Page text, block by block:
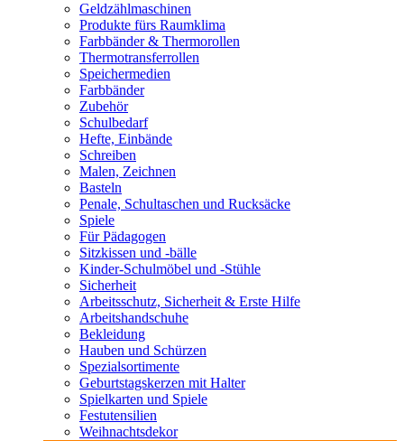
Geldzählmaschinen
Produkte fürs Raumklima
Farbbänder & Thermorollen
Thermotransferrollen
Speichermedien
Farbbänder
Zubehör
Schulbedarf
Hefte, Einbände
Schreiben
Malen, Zeichnen
Basteln
Penale, Schultaschen und Rucksäcke
Spiele
Für Pädagogen
Sitzkissen und -bälle
Kinder-Schulmöbel und -Stühle
Sicherheit
Arbeitsschutz, Sicherheit & Erste Hilfe
Arbeitshandschuhe
Bekleidung
Hauben und Schürzen
Spezialsortimente
Geburtstagskerzen mit Halter
Spielkarten und Spiele
Festutensilien
Weihnachtsdekor